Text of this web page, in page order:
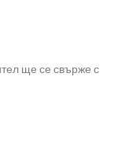
ще се свърже с